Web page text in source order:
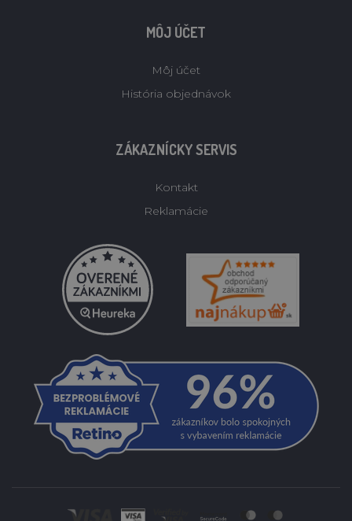
MÔJ ÚČET
Môj účet
História objednávok
ZÁKAZNÍCKY SERVIS
Kontakt
Reklamácie